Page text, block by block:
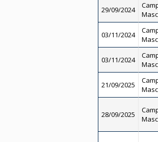
29/09/2024
03/11/2024
03/11/2024
21/09/2025
28/09/2025